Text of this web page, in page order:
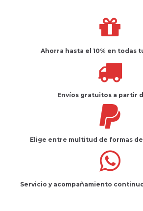
Ahorra hasta el 10% en todas
Envíos gratuitos a partir
Elige entre multitud de formas
Servicio y acompañamiento